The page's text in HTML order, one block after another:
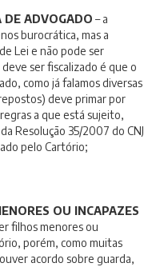
DE ADVOGADO – a
burocrática, mas a
Lei e não pode ser
ser fiscalizado é que o
como já falamos diversas
deve primar por
a que está sujeito,
Resolução 35/2007 do CNJ
pelo Cartório;
OU INCAPAZES
filhos menores ou
porém, como muitas
acordo sobre guarda,